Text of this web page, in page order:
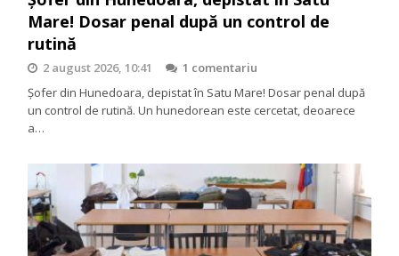
Mare! Dosar penal după un control de
rutină
2 august 2026, 10:41
1 comentariu
Șofer din Hunedoara, depistat în Satu Mare! Dosar penal după
un control de rutină. Un hunedorean este cercetat, deoarece
a…